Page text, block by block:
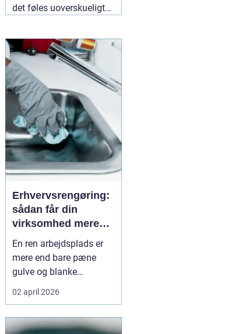
det føles uoverskueligt
hjælp. Lovgivningen er
kompleks, og
konsekvenserne af
forkerte beslutninger kan
følge dig i mange år. Her
kan en lokal10 maj
2026
Erhvervsrengøring:
sådan får din
virksomhed mere
tid, trivsel og
tryghed
En ren arbejdsplads er
mere end bare pæne
gulve og blanke
overflader. Rengøringen
påvirker både
kundernes
02 april 2026